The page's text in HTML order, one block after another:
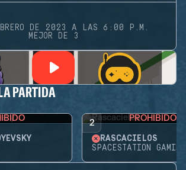
DE 2023 A LAS 6:00 P.M.
MEJOR DE 3
PARTIDA
2 PROHIBIDO
RASCACIELOS
SPACESTATION GAMING